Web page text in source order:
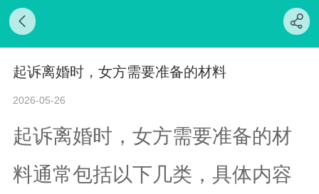
起诉离婚时，女方需要准备的材料
2026-05-26
起诉离婚时，女方需要准备的材
料通常包括以下几类，具体内容